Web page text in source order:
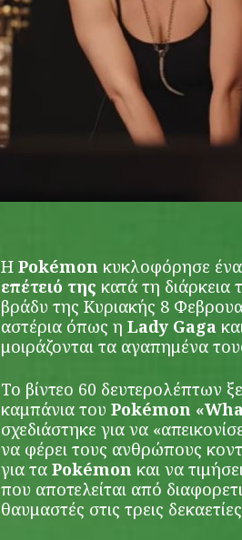
Η Pokémon κυκλοφόρησε ένα
επέτειό της κατά τη διάρκεια
βράδυ της Κυριακής 8
αστέρια όπως η Lady Gaga
μοιράζονται τα αγαπημένα
Το βίντεο 60 δευτερολέπτων
καμπάνια του Pokémon «
σχεδιάστηκε για να
να φέρει τους ανθρώπους
για τα Pokémon και να
που αποτελείται από
θαυμαστές στις τρεις